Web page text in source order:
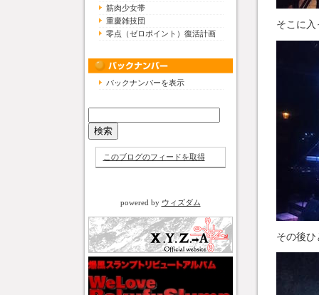
筋肉少女帯
重慶雑技団
零点（ゼロポイント）復活計画
バックナンバーを表示
このブログのフィードを取得
powered by ウィズダム
そこに
その後